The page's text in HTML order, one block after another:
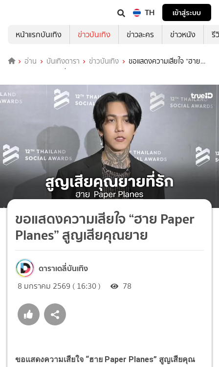
TH
เข้าสู่ระบบ
หน้าแรกบันเทิง
ข่าวบันเทิง ข่าวละคร ข่าวหนัง รี
อ่าน บันเทิงดารา ข่าวบันเทิง
ขอแสดงความเสียใจ “ฮาย
Paper Planes” สูญเสียคุณยาย
ขอแสดงความเสียใจ “ฮาย Paper
Planes” สูญเสียคุณยาย
ดาราเดลี่บันเทิง
8 มกราคม 2569 ( 16:30 ) 78
ขอแสดงความเสียใจ “ฮาย Paper Planes” สูญเสียคุณ